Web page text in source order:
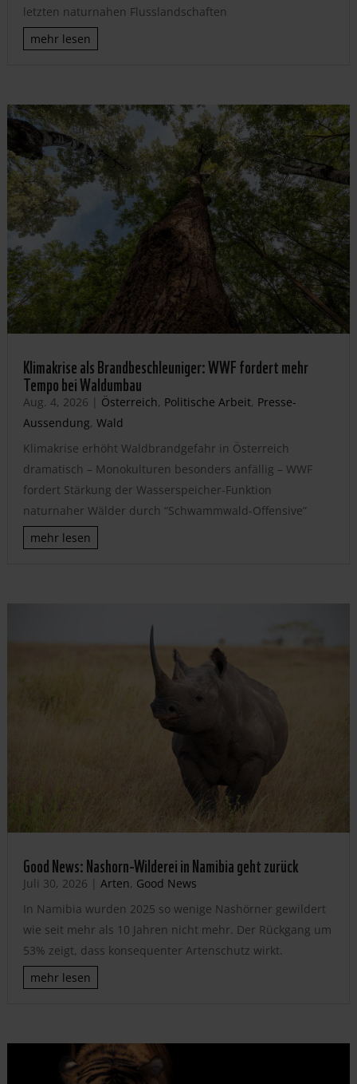
letzten naturnahen Flusslandschaften
mehr lesen
Klimakrise als Brandbeschleuniger: WWF fordert mehr
Tempo bei Waldumbau
Aug. 4, 2026 | Österreich, Politische Arbeit, Presse-
Aussendung, Wald
Klimakrise erhöht Waldbrandgefahr in Österreich
dramatisch – Monokulturen besonders anfällig – WWF
fordert Stärkung der Wasserspeicher-Funktion
naturnaher Wälder durch “Schwammwald-Offensive”
mehr lesen
Good News: Nashorn-Wilderei in Namibia geht zurück
Juli 30, 2026 | Arten, Good News
In Namibia wurden 2025 so wenige Nashörner gewildert
wie seit mehr als 10 Jahren nicht mehr. Der Rückgang um
53% zeigt, dass konsequenter Artenschutz wirkt.
mehr lesen